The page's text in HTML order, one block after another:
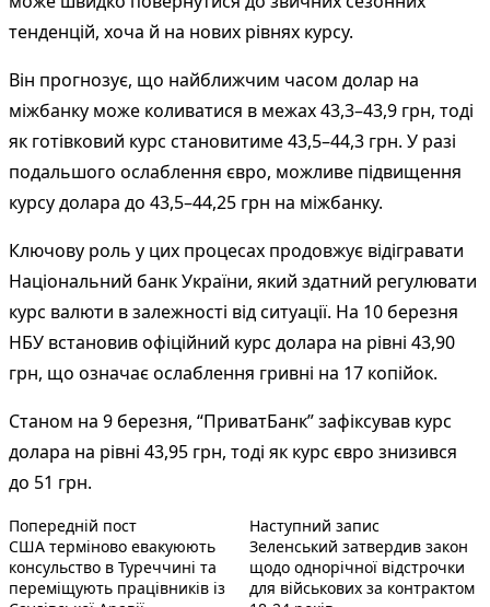
тенденцій, хоча й на нових рівнях курсу.
Він прогнозує, що найближчим часом долар на
міжбанку може коливатися в межах 43,3–43,9 грн, тоді
як готівковий курс становитиме 43,5–44,3 грн. У разі
подальшого ослаблення євро, можливе підвищення
курсу долара до 43,5–44,25 грн на міжбанку.
Ключову роль у цих процесах продовжує відігравати
Національний банк України, який здатний регулювати
курс валюти в залежності від ситуації. На 10 березня
НБУ встановив офіційний курс долара на рівні 43,90
грн, що означає ослаблення гривні на 17 копійок.
Станом на 9 березня, “ПриватБанк” зафіксував курс
долара на рівні 43,95 грн, тоді як курс євро знизився
до 51 грн.
Навігація
записів
Попередній постПопередній запис:
США терміново евакуюють
консульство в Туреччині та
переміщують працівників із
Наступний записНаступний
Зеленський затвердив закон
щодо однорічної відстрочки
для військових за контрактом